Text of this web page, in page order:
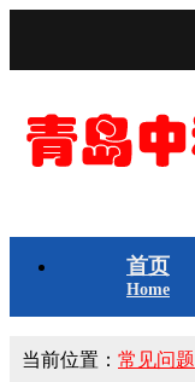
首页
Home
当前位置： 常见问题